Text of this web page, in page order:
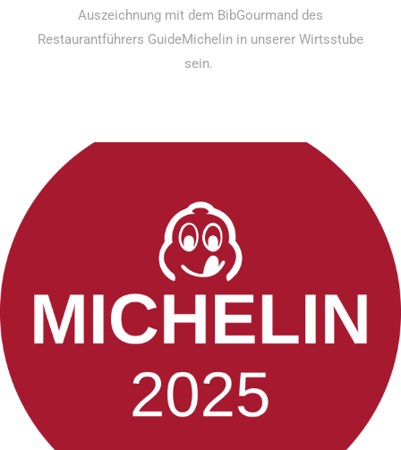
Auszeichnung mit dem BibGourmand des
Restaurantführers GuideMichelin in unserer Wirtsstube
sein.